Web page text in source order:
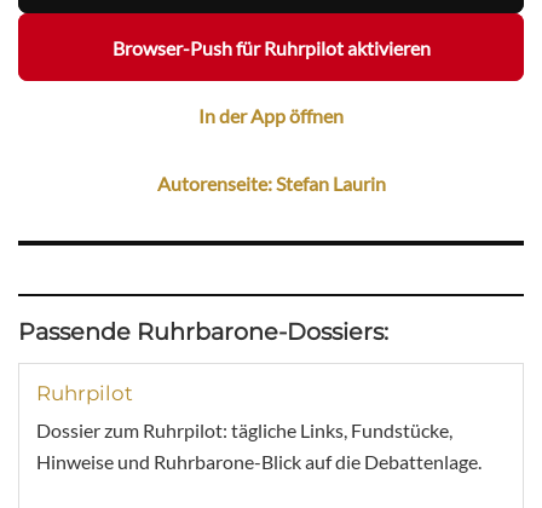
Browser-Push für Ruhrpilot aktivieren
In der App öffnen
Autorenseite: Stefan Laurin
Passende Ruhrbarone-Dossiers:
Ruhrpilot
Dossier zum Ruhrpilot: tägliche Links, Fundstücke,
Hinweise und Ruhrbarone-Blick auf die Debattenlage.